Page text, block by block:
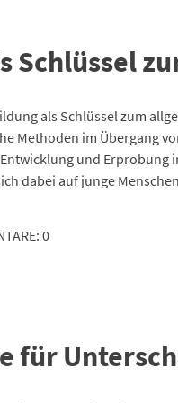
Schlüssel
als Schlüssel zum
Methoden im Übergang
und Erprobung
dabei auf junge
0
für